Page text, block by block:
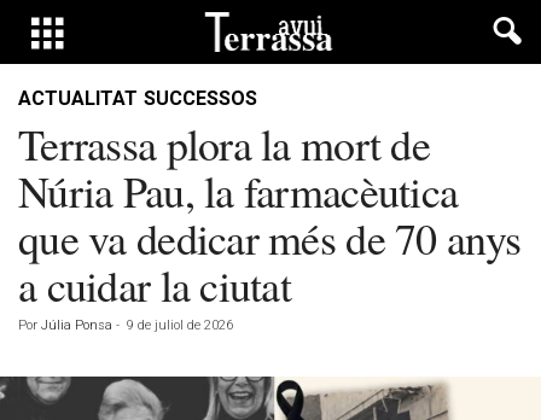
ACTUALITAT SUCCESSOS
Terrassa plora la mort de
Núria Pau, la farmacèutica
que va dedicar més de 70 anys
a cuidar la ciutat
Por Júlia Ponsa - 9 de juliol de 2026